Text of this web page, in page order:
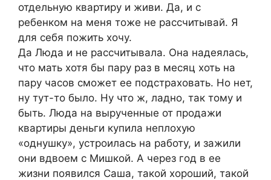
отдельную квартиру и живи. Да, и с
ребенком на меня тоже не рассчитывай. Я
для себя пожить хочу.
Да Люда и не рассчитывала. Она надеялась,
что мать хотя бы пару раз в месяц хоть на
пару часов сможет ее подстраховать. Но нет,
ну тут-то было. Ну что ж, ладно, так тому и
быть. Люда на вырученные от продажи
квартиры деньги купила неплохую
«однушку», устроилась на работу, и зажили
они вдвоем с Мишкой. А через год в ее
жизни появился Саша, такой хороший, такой